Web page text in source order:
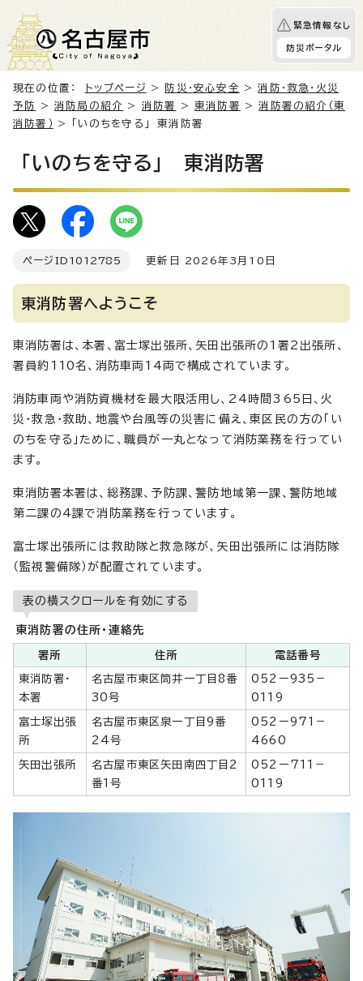
緊急情報なし
防災ポータル
現在の位置： トップページ > 防災・安心安全 >消防・救急・火災
予防
>消防局の紹介 > 消防署 >東消防署 >消防署の紹介（東
消防署）
> 「いのちを守る」 東消防署
「いのちを守る」 東消防署
ページID 1012785 更新日 2026年3月10日
東消防署へようこそ
東消防署は、本署、富士塚出張所、矢田出張所の1署2出張所、
署員約110名、消防車両14両で構成されています。
消防車両や消防資機材を最大限活用し、24時間365日、火
災・救急・救助、地震や台風等の災害に備え、東区民の方の「い
のちを守る」ために、職員が一丸となって消防業務を行ってい
ます。
東消防署本署は、総務課、予防課、警防地域第一課、警防地域
第二課の4課で消防業務を行っています。
富士塚出張所には救助隊と救急隊が、矢田出張所には消防隊
（監視警備隊）が配置されています。
表の横スクロールを有効にする
東消防署の住所・連絡先
署所 住所 電話番号
東消防署・
本署
名古屋市東区筒井一丁目8番
30号
052ー935－
0119
富士塚出張
所
名古屋市東区泉一丁目9番
24号
052ー971－
4660
矢田出張所
名古屋市東区矢田南四丁目2
番1号
052ー711－
0119